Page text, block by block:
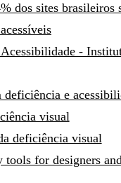
dos sites brasileiros
-
deficiência e
visual
deficiência visual
for designers